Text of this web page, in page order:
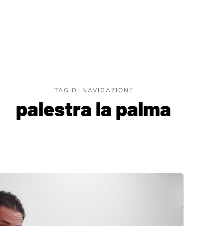
TAG DI NAVIGAZIONE
palestra la palma